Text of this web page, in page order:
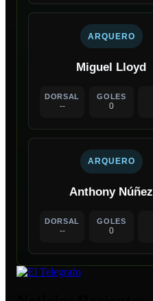
ARQUERO
Miguel Lloyd
DORSAL
--
GOLES
0
ARQUERO
Anthony Núñez
DORSAL
--
GOLES
0